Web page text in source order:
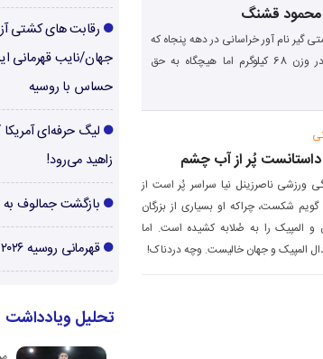
محمود قشنگ
گیر نام آور خراسانی در دهه پنجاه که
علیرغم مدعی بودن در وزن 68 کیلوگرم اما هیچگاه به حق
داستانست پُر از آب چشم
ورزشی ناصرزینل نیا سراسر پُر است از
شکست، چراکه او بسیاری از بزرگان
و المپیک را به صُلابه کشیده است. اما
المپیک و جهان خالیست. وچه دردناک!
رقابت های کشتی
جهان/نایب قهرمانی
حساس با روسیه
لیگ حرفه‌ای
زاهید می‌رود!
بازگشت جمالوف به ۷۴ کیلو!
قهرمانی روسیه ۲۰۲۶ / نفرات برتر
تحلیل ویادداشت